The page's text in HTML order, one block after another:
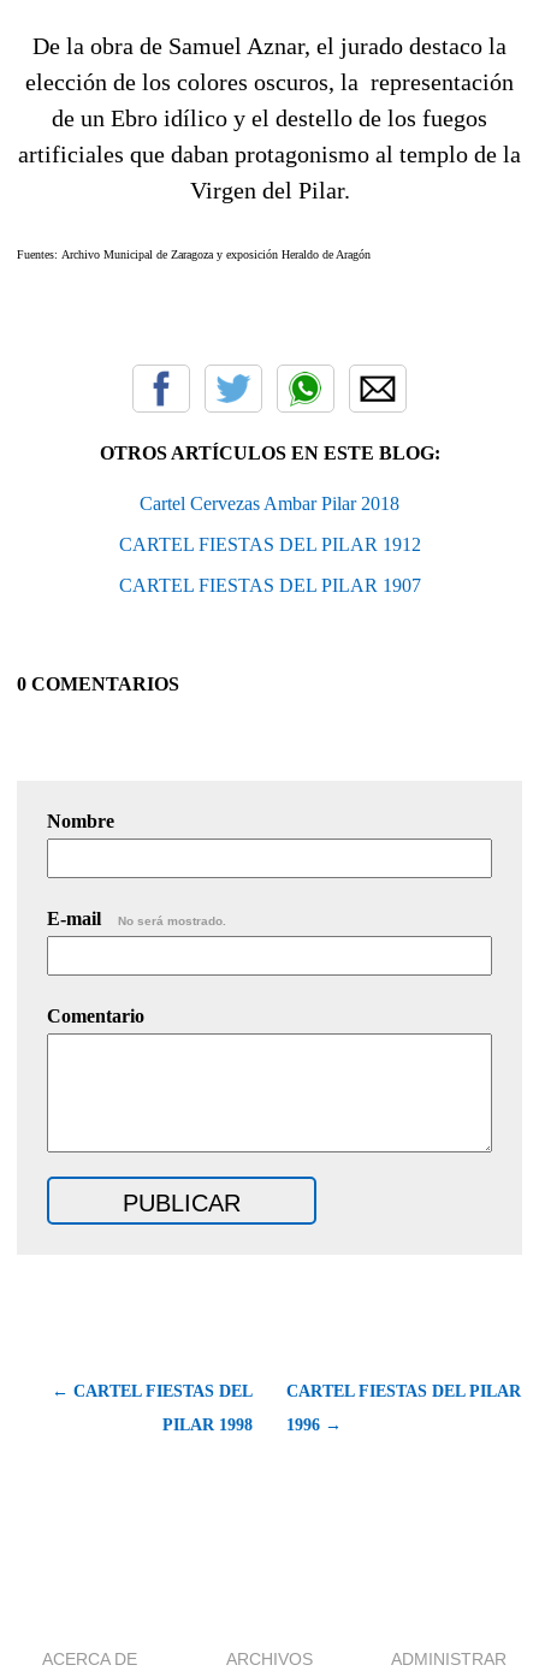
De la obra de Samuel Aznar, el jurado destaco la
elección de los colores oscuros, la representación
de un Ebro idílico y el destello de los fuegos
artificiales que daban protagonismo al templo de la
Virgen del Pilar.
Fuentes: Archivo Municipal de Zaragoza y exposición Heraldo de Aragón
OTROS ARTÍCULOS EN ESTE BLOG:
Cartel Cervezas Ambar Pilar 2018
CARTEL FIESTAS DEL PILAR 1912
CARTEL FIESTAS DEL PILAR 1907
0 COMENTARIOS
Nombre
E-mail No será mostrado.
Comentario
← CARTEL FIESTAS DEL
PILAR 1998
CARTEL FIESTAS DEL PILAR
1996 →
ACERCA DE ARCHIVOS ADMINISTRAR